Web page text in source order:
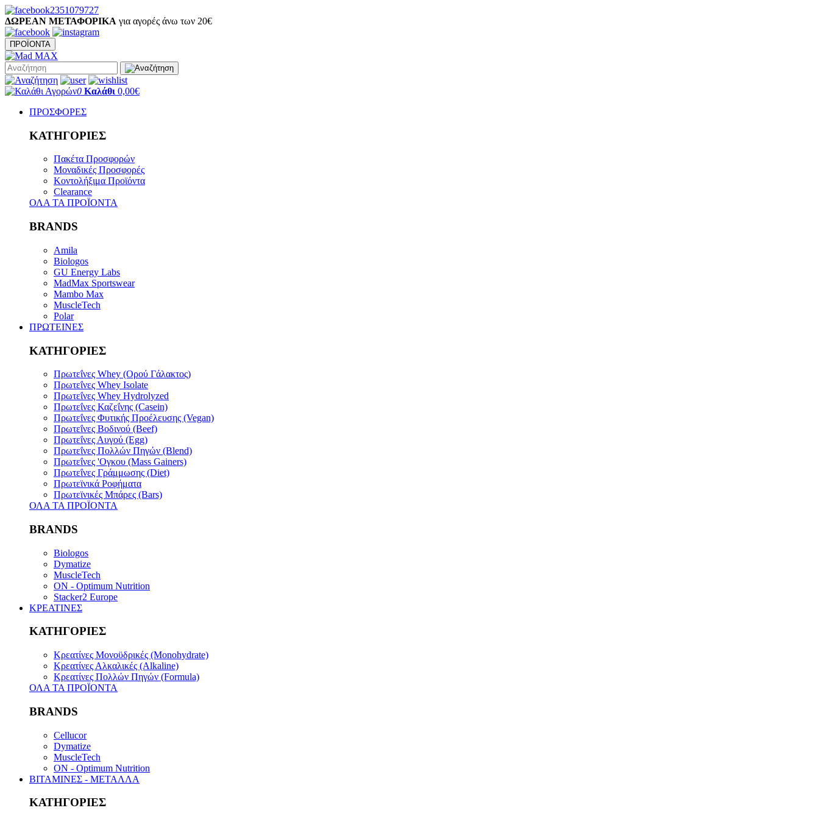
2351079727
ΔΩΡΕΑΝ ΜΕΤΑΦΟΡΙΚΑ για αγορές άνω των 20€
ΠΡΟΪΟΝΤΑ
0 Καλάθι 0,00€
ΠΡΟΣΦΟΡΕΣ
ΚΑΤΗΓΟΡΙΕΣ
Πακέτα Προσφορών
Μοναδικές Προσφορές
Κοντολήξιμα Προϊόντα
Clearance
ΟΛΑ ΤΑ ΠΡΟΪΟΝΤΑ
BRANDS
Amila
Biologos
GU Energy Labs
MadMax Sportswear
Mambo Max
MuscleTech
Polar
ΠΡΩΤΕΙΝΕΣ
ΚΑΤΗΓΟΡΙΕΣ
Πρωτεΐνες Whey (Ορού Γάλακτος)
Πρωτεΐνες Whey Isolate
Πρωτεΐνες Whey Hydrolyzed
Πρωτεΐνες Καζεΐνης (Casein)
Πρωτεΐνες Φυτικής Προέλευσης (Vegan)
Πρωτεΐνες Bοδινού (Beef)
Πρωτεΐνες Αυγού (Egg)
Πρωτεΐνες Πολλών Πηγών (Blend)
Πρωτεΐνες 'Ογκου (Mass Gainers)
Πρωτεΐνες Γράμμωσης (Diet)
Πρωτεϊνικά Ροφήματα
Πρωτεϊνικές Μπάρες (Bars)
ΟΛΑ ΤΑ ΠΡΟΪΟΝΤΑ
BRANDS
Biologos
Dymatize
MuscleTech
ON - Optimum Nutrition
Stacker2 Europe
ΚΡΕΑΤΙΝΕΣ
ΚΑΤΗΓΟΡΙΕΣ
Κρεατίνες Μονοϋδρικές (Monohydrate)
Κρεατίνες Αλκαλικές (Alkaline)
Κρεατίνες Πολλών Πηγών (Formula)
ΟΛΑ ΤΑ ΠΡΟΪΟΝΤΑ
BRANDS
Cellucor
Dymatize
MuscleTech
ON - Optimum Nutrition
ΒΙΤΑΜΙΝΕΣ - ΜΕΤΑΛΛΑ
ΚΑΤΗΓΟΡΙΕΣ